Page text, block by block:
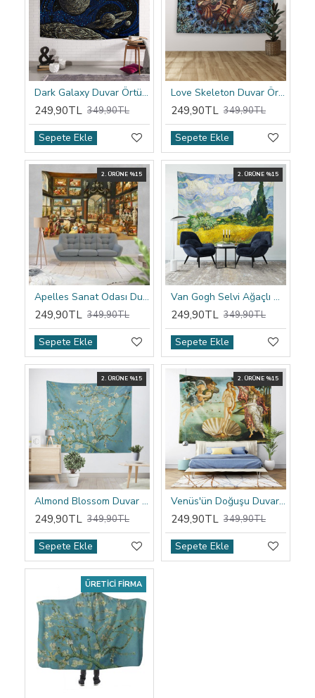
Dark Galaxy Duvar Örtüsü
249,90TL 349,90TL
Sepete Ekle
Love Skeleton Duvar Örtüsü
249,90TL 349,90TL
Sepete Ekle
2. ÜRÜNE %15
Apelles Sanat Odası Duvar Örtüsü
249,90TL 349,90TL
Sepete Ekle
2. ÜRÜNE %15
Van Gogh Selvi Ağaçlı Buğday Tarlası Duvar Örtüsü
249,90TL 349,90TL
Sepete Ekle
2. ÜRÜNE %15
Almond Blossom Duvar Örtüsü
249,90TL 349,90TL
Sepete Ekle
2. ÜRÜNE %15
Venüs'ün Doğuşu Duvar Örtüsü
249,90TL 349,90TL
Sepete Ekle
ÜRETICI FIRMA